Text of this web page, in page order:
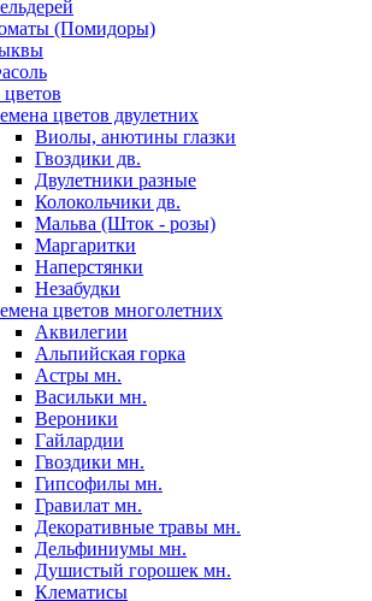
(Помидоры)
цветов двулетних
Виолы, анютины глазки
Гвоздики дв.
Двулетники разные
Колокольчики дв.
Мальва (Шток - розы)
Маргаритки
Наперстянки
Незабудки
цветов многолетних
Аквилегии
Альпийская горка
Астры мн.
Васильки мн.
Вероники
Гайлардии
Гвоздики мн.
Гипсофилы мн.
Гравилат мн.
Декоративные травы мн.
Дельфиниумы мн.
Душистый горошек мн.
Клематисы